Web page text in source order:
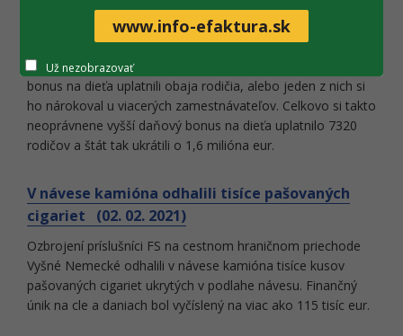
Finančná správa bude kontrolovať uplatňovanie daňového
bonusu na dieťa. Pri kontrolách za rok 2018 totiž našla
viaceré nezrovnalosti. Odhalila prípady, keď si daňový
bonus na dieťa uplatnili obaja rodičia, alebo jeden z nich si
ho nárokoval u viacerých zamestnávateľov. Celkovo si takto
neoprávnene vyšší daňový bonus na dieťa uplatnilo 7320
rodičov a štát tak ukrátili o 1,6 milióna eur.
V návese kamióna odhalili tisíce pašovaných
cigariet (02. 02. 2021)
Ozbrojení príslušníci FS na cestnom hraničnom priechode
Vyšné Nemecké odhalili v návese kamióna tisíce kusov
pašovaných cigariet ukrytých v podlahe návesu. Finančný
únik na cle a daniach bol vyčíslený na viac ako 115 tisíc eur.
www.info-efaktura.sk
Už nezobrazovať